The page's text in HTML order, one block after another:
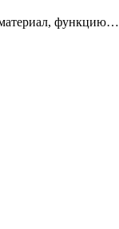
материал, функцию…